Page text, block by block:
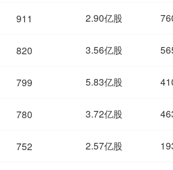
911 2.90亿股
820 3.56亿股
799 5.83亿股
780 3.72亿股
752 2.57亿股